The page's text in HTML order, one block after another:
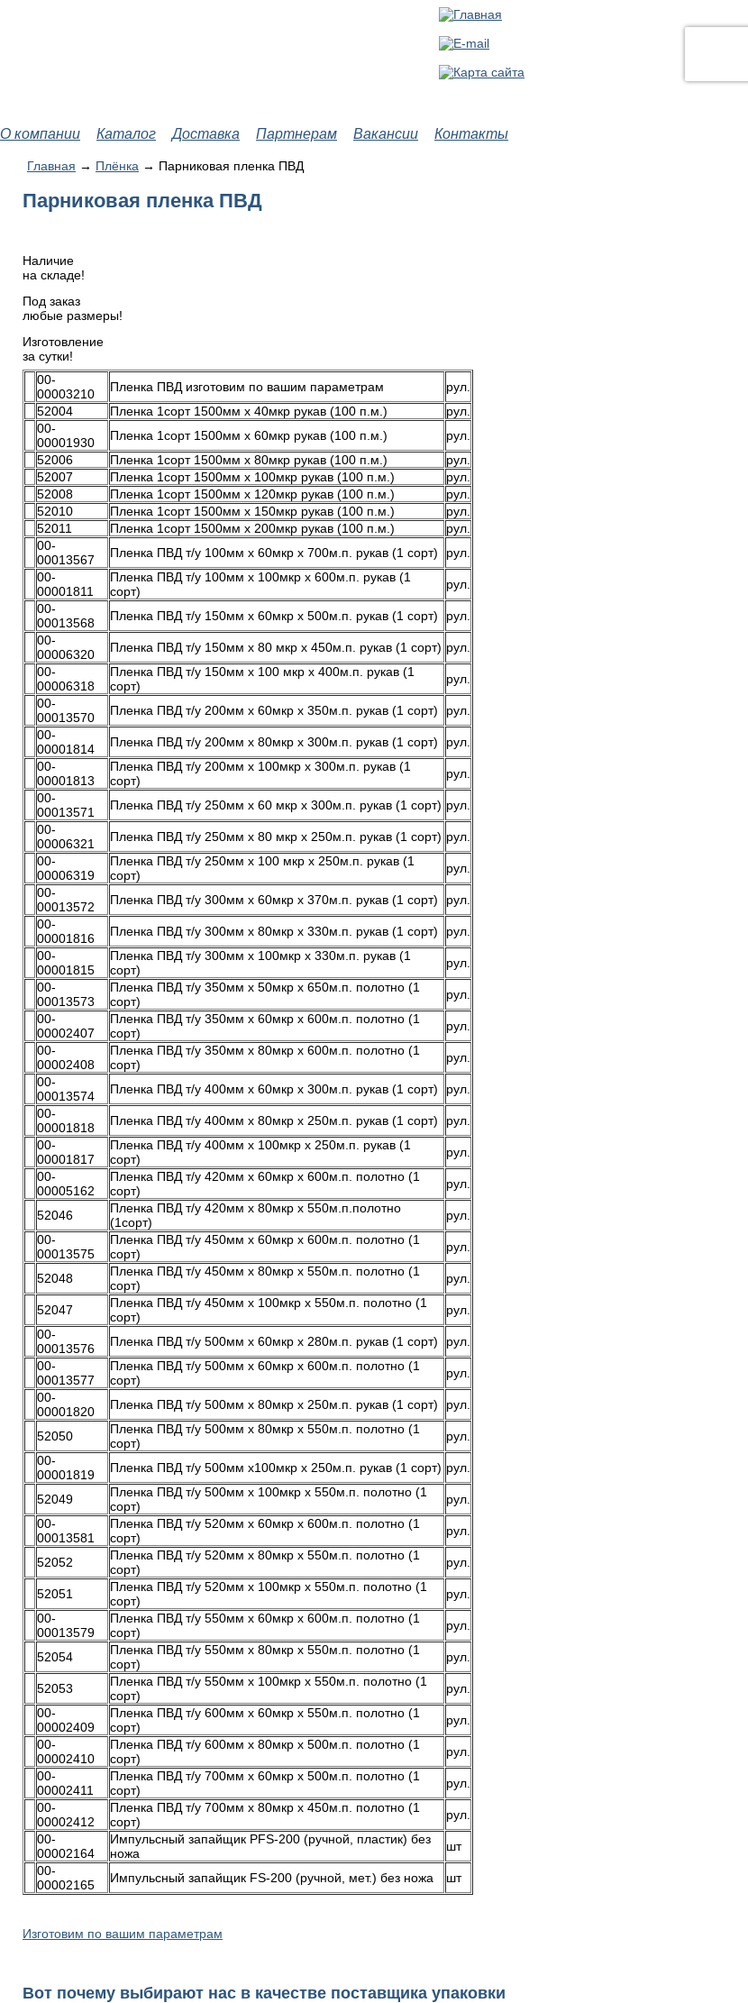
О компании Каталог Доставка Партнерам Вакансии Контакты
Главная → Плёнка → Парниковая пленка ПВД
Парниковая пленка ПВД
Наличие
на складе!
Под заказ
любые размеры!
Изготовление
за сутки!
00-
00003210
Пленка ПВД изготовим по вашим параметрам
рул.
52004
Пленка 1сорт 1500мм х 40мкр рукав (100 п.м.)
рул.
00-
00001930
Пленка 1сорт 1500мм х 60мкр рукав (100 п.м.)
рул.
52006
Пленка 1сорт 1500мм х 80мкр рукав (100 п.м.)
рул.
52007
Пленка 1сорт 1500мм х 100мкр рукав (100 п.м.)
рул.
52008
Пленка 1сорт 1500мм х 120мкр рукав (100 п.м.)
рул.
52010
Пленка 1сорт 1500мм х 150мкр рукав (100 п.м.)
рул.
52011
Пленка 1сорт 1500мм х 200мкр рукав (100 п.м.)
рул.
00-
00013567
Пленка ПВД т/у 100мм х 60мкр х 700м.п. рукав (1 сорт)
рул.
00-
00001811
Пленка ПВД т/у 100мм х 100мкр х 600м.п. рукав (1
сорт)
рул.
00-
00013568
Пленка ПВД т/у 150мм х 60мкр х 500м.п. рукав (1 сорт)
рул.
00-
00006320
Пленка ПВД т/у 150мм х 80 мкр х 450м.п. рукав (1 сорт) рул.
00-
00006318
Пленка ПВД т/у 150мм х 100 мкр х 400м.п. рукав (1
сорт)
рул.
00-
00013570
Пленка ПВД т/у 200мм х 60мкр х 350м.п. рукав (1 сорт)
рул.
00-
00001814
Пленка ПВД т/у 200мм х 80мкр х 300м.п. рукав (1 сорт)
рул.
00-
00001813
Пленка ПВД т/у 200мм х 100мкр х 300м.п. рукав (1
сорт)
рул.
00-
00013571
Пленка ПВД т/у 250мм х 60 мкр х 300м.п. рукав (1 сорт) рул.
00-
00006321
Пленка ПВД т/у 250мм х 80 мкр х 250м.п. рукав (1 сорт) рул.
00-
00006319
Пленка ПВД т/у 250мм х 100 мкр х 250м.п. рукав (1
сорт)
рул.
00-
00013572
Пленка ПВД т/у 300мм х 60мкр х 370м.п. рукав (1 сорт)
рул.
00-
00001816
Пленка ПВД т/у 300мм х 80мкр х 330м.п. рукав (1 сорт)
рул.
00-
00001815
Пленка ПВД т/у 300мм х 100мкр х 330м.п. рукав (1
сорт)
рул.
00-
00013573
Пленка ПВД т/у 350мм х 50мкр х 650м.п. полотно (1
сорт)
рул.
00-
00002407
Пленка ПВД т/у 350мм х 60мкр х 600м.п. полотно (1
сорт)
рул.
00-
00002408
Пленка ПВД т/у 350мм х 80мкр х 600м.п. полотно (1
сорт)
рул.
00-
00013574
Пленка ПВД т/у 400мм х 60мкр х 300м.п. рукав (1 сорт)
рул.
00-
00001818
Пленка ПВД т/у 400мм х 80мкр х 250м.п. рукав (1 сорт)
рул.
00-
00001817
Пленка ПВД т/у 400мм х 100мкр х 250м.п. рукав (1
сорт)
рул.
00-
00005162
Пленка ПВД т/у 420мм х 60мкр х 600м.п. полотно (1
сорт)
рул.
52046
Пленка ПВД т/у 420мм х 80мкр х 550м.п.полотно
(1сорт)
рул.
00-
00013575
Пленка ПВД т/у 450мм х 60мкр х 600м.п. полотно (1
сорт)
рул.
52048
Пленка ПВД т/у 450мм х 80мкр х 550м.п. полотно (1
сорт)
рул.
52047
Пленка ПВД т/у 450мм х 100мкр х 550м.п. полотно (1
сорт)
рул.
00-
00013576
Пленка ПВД т/у 500мм х 60мкр х 280м.п. рукав (1 сорт)
рул.
00-
00013577
Пленка ПВД т/у 500мм х 60мкр х 600м.п. полотно (1
сорт)
рул.
00-
00001820
Пленка ПВД т/у 500мм х 80мкр х 250м.п. рукав (1 сорт) рул.
52050
Пленка ПВД т/у 500мм х 80мкр х 550м.п. полотно (1
сорт)
рул.
00-
00001819
Пленка ПВД т/у 500мм х100мкр х 250м.п. рукав (1 сорт) рул.
52049
Пленка ПВД т/у 500мм х 100мкр х 550м.п. полотно (1
сорт)
рул.
00-
00013581
Пленка ПВД т/у 520мм х 60мкр х 600м.п. полотно (1
сорт)
рул.
52052
Пленка ПВД т/у 520мм х 80мкр х 550м.п. полотно (1
сорт)
рул.
52051
Пленка ПВД т/у 520мм х 100мкр х 550м.п. полотно (1
сорт)
рул.
00-
00013579
Пленка ПВД т/у 550мм х 60мкр х 600м.п. полотно (1
сорт)
рул.
52054
Пленка ПВД т/у 550мм х 80мкр х 550м.п. полотно (1
сорт)
рул.
52053
Пленка ПВД т/у 550мм х 100мкр х 550м.п. полотно (1
сорт)
рул.
00-
00002409
Пленка ПВД т/у 600мм х 60мкр х 550м.п. полотно (1
сорт)
рул.
00-
00002410
Пленка ПВД т/у 600мм х 80мкр х 500м.п. полотно (1
сорт)
рул.
00-
00002411
Пленка ПВД т/у 700мм х 60мкр х 500м.п. полотно (1
сорт)
рул.
00-
00002412
Пленка ПВД т/у 700мм х 80мкр х 450м.п. полотно (1
сорт)
рул.
00-
00002164
Импульсный запайщик PFS-200 (ручной, пластик) без
ножа
шт
00-
00002165
Импульсный запайщик FS-200 (ручной, мет.) без ножа шт
Изготовим по вашим параметрам
Вот почему выбирают нас в качестве поставщика упаковки